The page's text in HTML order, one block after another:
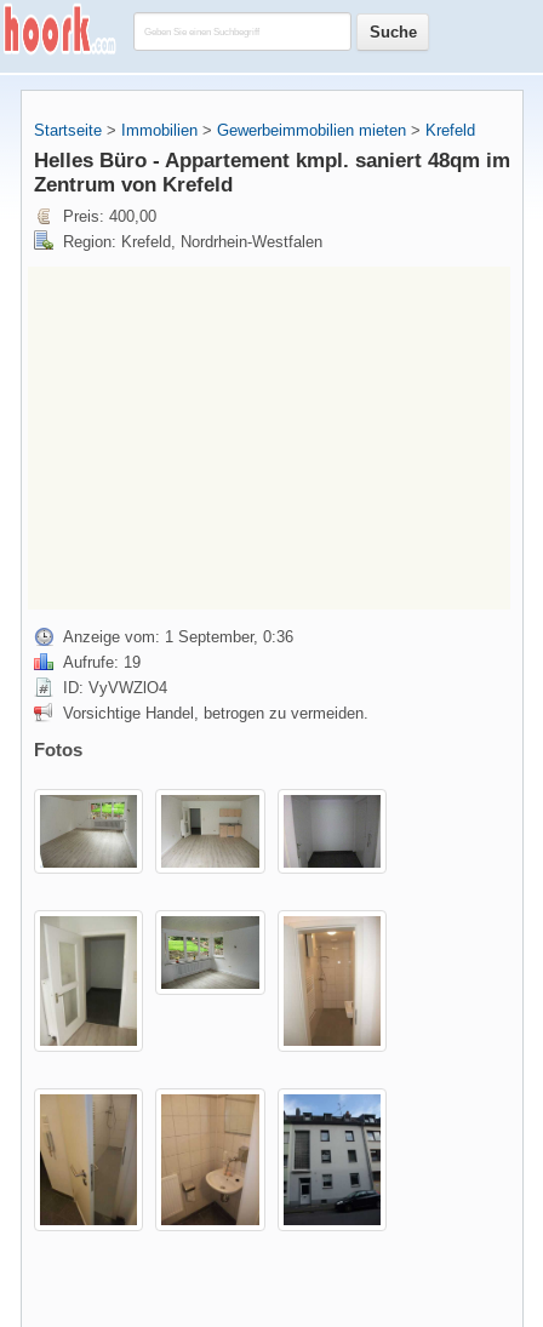
Startseite > Immobilien > Gewerbeimmobilien mieten > Krefeld
Helles Büro - Appartement kmpl. saniert 48qm im
Zentrum von Krefeld
Preis: 400,00
Region: Krefeld, Nordrhein-Westfalen
Anzeige vom: 1 September, 0:36
Aufrufe: 19
ID: VyVWZlO4
Vorsichtige Handel, betrogen zu vermeiden.
Fotos